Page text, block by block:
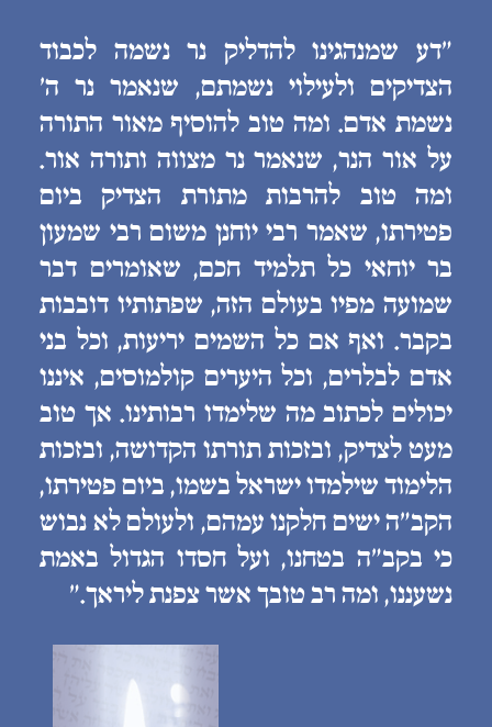
״דע שמנהגינו להדליק נר נשמה לכבוד
הצדיקים ולעילוי נשמתם, שנאמר נר ה׳
נשמת אדם. ומה טוב להוסיף מאור התורה
על אור הנר, שנאמר נר מצווה ותורה אור.
ומה טוב להרבות מתורת הצדיק ביום
פטירתו, שאמר רבי יוחנן משום רבי שמעון
בר יוחאי כל תלמיד חכם, שאומרים דבר
שמועה מפיו בעולם הזה, שפתותיו דובבות
בקבר. ואף אם כל השמים יריעות, וכל בני
אדם לבלרים, וכל היערים קולמוסים, איננו
יכולים לכתוב מה שלימדו רבותינו. אך טוב
מעט לצדיק, ובזכות תורתו הקדושה, ובזכות
הלימוד שילמדו ישראל בשמו, ביום פטירתו,
הקב״ה ישים חלקנו עמהם, ולעולם לא נבוש
כי בקב״ה בטחנו, ועל חסדו הגדול באמת
נשעננו, ומה רב טובך אשר צפנת ליראך.״